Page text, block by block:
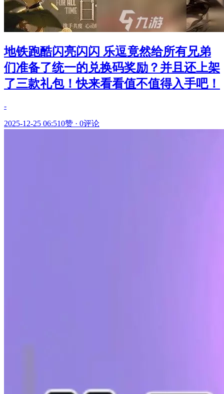
地铁跑酷闪亮闪闪 乐逗竟然给所有兄弟
们准备了统一的兑换码奖励？并且还上架
了三款礼包！快来看看值不值得入手吧！
-
2025-12-25 06:510赞 · 0评论